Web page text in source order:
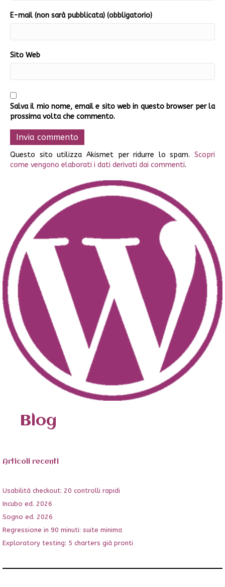
E-mail (non sarà pubblicata) (obbligatorio)
Sito Web
Salva il mio nome, email e sito web in questo browser per la
prossima volta che commento.
Questo sito utilizza Akismet per ridurre lo spam. Scopri
come vengono elaborati i dati derivati dai commenti.
Blog
Articoli recenti
Usabilità checkout: 20 controlli rapidi
Incubo ed. 2026
Sogno ed. 2026
Regressione in 90 minuti: suite minima
Exploratory testing: 5 charters già pronti